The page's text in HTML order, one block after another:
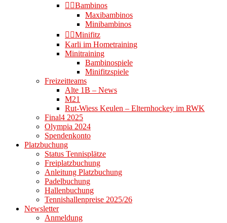
👉🏻Bambinos
Maxibambinos
Minibambinos
👉🏻Minifitz
Karli im Hometraining
Minitraining
Bambinospiele
Minifitzspiele
Freizeitteams
Alte 1B – News
M21
Rut-Wiess Keulen – Elternhockey im RWK
Final4 2025
Olympia 2024
Spendenkonto
Platzbuchung
Status Tennisplätze
Freiplatzbuchung
Anleitung Platzbuchung
Padelbuchung
Hallenbuchung
Tennishallenpreise 2025/26
Newsletter
Anmeldung